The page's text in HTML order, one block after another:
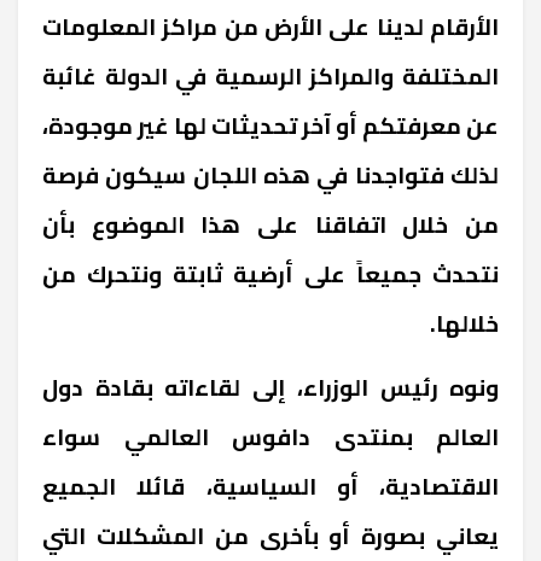
الأرقام لدينا على الأرض من مراكز المعلومات
المختلفة والمراكز الرسمية في الدولة غائبة
عن معرفتكم أو آخر تحديثات لها غير موجودة،
لذلك فتواجدنا في هذه اللجان سيكون فرصة
من خلال اتفاقنا على هذا الموضوع بأن
نتحدث جميعاً على أرضية ثابتة ونتحرك من
خلالها.
ونوه رئيس الوزراء، إلى لقاءاته بقادة دول
العالم بمنتدى دافوس العالمي سواء
الاقتصادية، أو السياسية، قائلا الجميع
يعاني بصورة أو بأخرى من المشكلات التي